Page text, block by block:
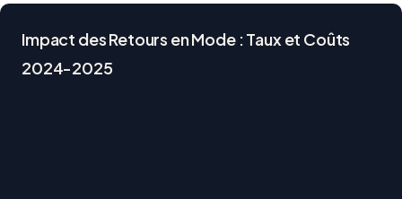
Impact des Retours en Mode : Taux et Coûts
2024-2025